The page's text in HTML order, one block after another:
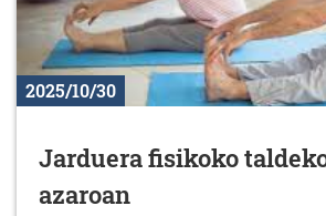
2025/10/30
Jarduera fisikoko
azaroan